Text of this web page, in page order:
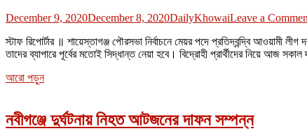
December 9, 2020December 8, 2020DailyKhowaiLeave a
স্টাফ রিপোর্টার ॥ শায়েস্তাগঞ্জ পৌরসভা নির্বাচনে মেয়র পদে প্রতিদ্বন্দ্বি আওয়ামী
তাদের ব্যাপারে পূর্বের মতোই সিদ্ধান্ত নেয়া হবে। বিদ্রোহী প্রার্থীদের নিয়ে আজ
আরো পড়ুন
নবীগঞ্জে দুর্ঘটনায় নিহত আটজনের দাফন সম্পন্ন